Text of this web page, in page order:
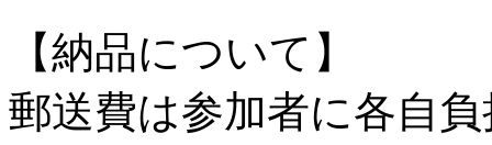
【納品について】
郵送費は参加者に各自